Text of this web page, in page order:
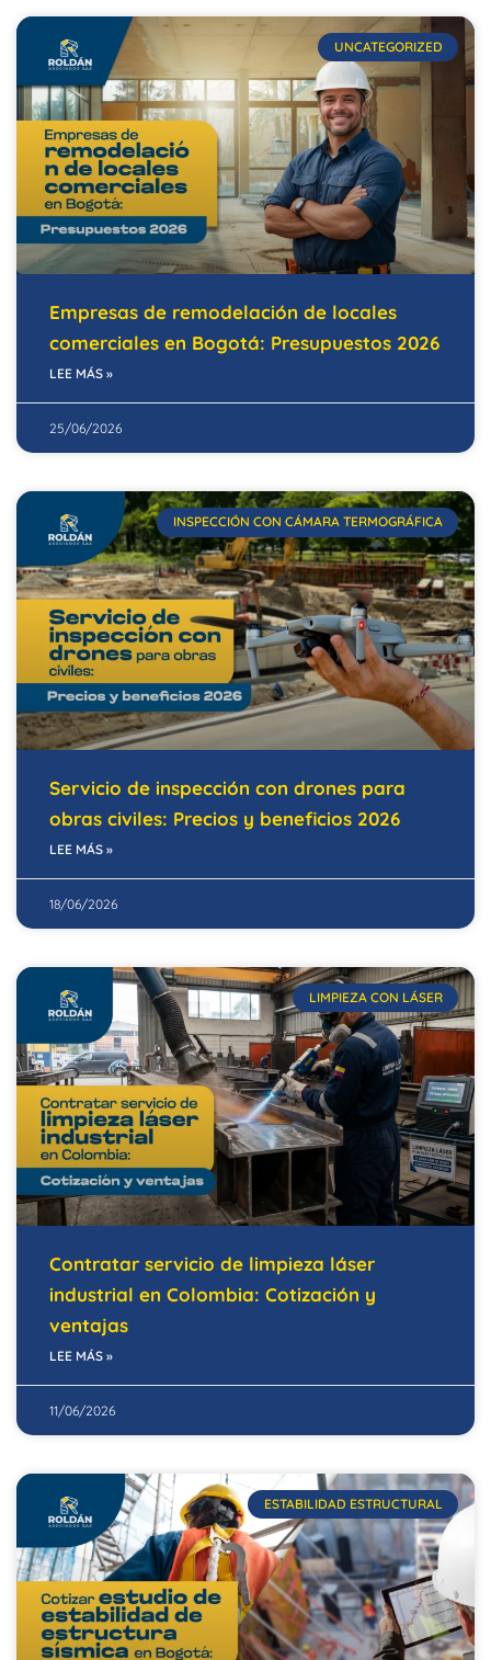
UNCATEGORIZED
Empresas de remodelación de locales
comerciales en Bogotá: Presupuestos 2026
LEE MÁS »
25/06/2026
INSPECCIÓN CON CÁMARA TERMOGRÁFICA
Servicio de inspección con drones para
obras civiles: Precios y beneficios 2026
LEE MÁS »
18/06/2026
LIMPIEZA CON LÁSER
Contratar servicio de limpieza láser
industrial en Colombia: Cotización y
ventajas
LEE MÁS »
11/06/2026
ESTABILIDAD ESTRUCTURAL